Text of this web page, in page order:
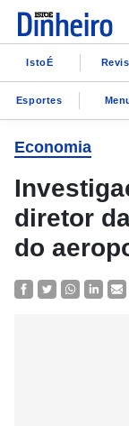
IstoÉ
Esportes
Economia
diretor
do